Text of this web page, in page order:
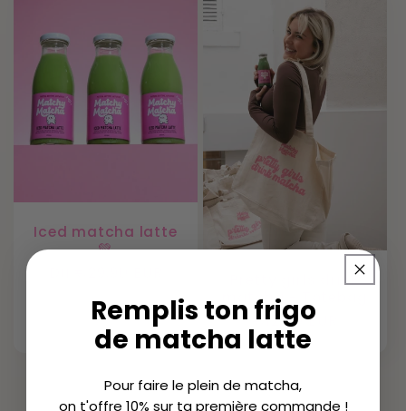
Iced matcha latte
💚
Pretty girls drink
matcha - Totebag
Prix
habituel
€12,00 EUR
Remplis ton frigo
de matcha latte
Pour faire le plein de matcha,
on t'offre 10% sur ta première commande !